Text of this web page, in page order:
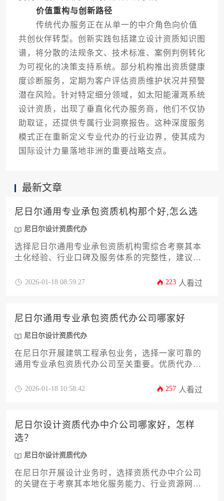
价值重构与创新路径
传统代办服务正在从单一的中介角色向价值
共创伙伴转型。创新实践包括建立设计资质知识图
谱，将分散的法规条文、技术标准、案例判例转化
为可视化的决策支持系统。部分机构推出资质健康
度诊断服务，定期为客户评估资质维护状况并预警
潜在风险。针对特定细分领域，如太阳能灌溉系统
设计资质，出现了垂直化代办服务商，他们不仅协
助取证，还提供专属行业洞察报告。这种深度服务
模式正在重新定义专业代办的行业边界，使其成为
国际设计力量落地非洲的重要战略支点。
最新文章
尼日尔通用专业承包资质机构那个好,怎么选
尼日尔设计资质代办
选择尼日尔通用专业承包资质机构需综合考察其本
土化经验、行业口碑及服务体系的完整性，建议通
险应对能力等维度进行决策，同时可借助专业的尼
2026-01-18 08:59:27 223 人看过
尼日尔通用专业承包资质代办公司哪家好
尼日尔设计资质代办
在尼日尔开展建筑工程承包业务，选择一家可靠的
通用专业承包资质代办公司至关重要。优质代办机
地政商资源以及高效的项目申报经验，能够为企业
略建议，助力企业顺利开拓西非市场。
2026-01-18 10:58:42 257 人看过
尼日尔设计资质代办中介公司哪家好，怎样
选？
尼日尔设计资质代办
在尼日尔开展设计业务时，选择资质代办中介公司
的关键在于考察其本地化服务能力、行业资源网络